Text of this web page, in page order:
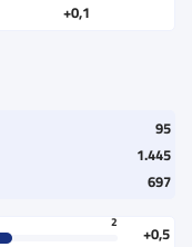
+0,1
95
1.445
697
2
+0,5